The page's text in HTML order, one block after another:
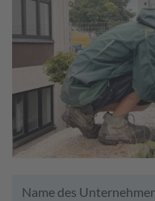
Name des